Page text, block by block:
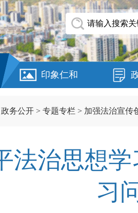
印象仁和
政务公开 > 专题专栏 > 加强法治宣传
法治思想
习